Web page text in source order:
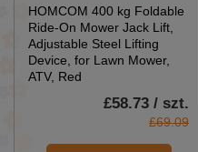
HOMCOM 400 kg Foldable
Ride-On Mower Jack Lift,
Adjustable Steel Lifting
Device, for Lawn Mower,
ATV, Red
£58.73 / szt.
£69.09